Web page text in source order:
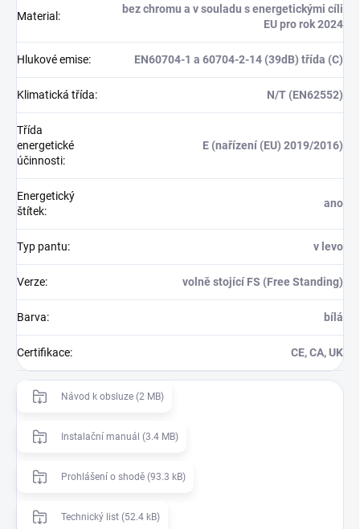
Material :
bez chromu a v souladu s energetickými cíli
EU pro rok 2024
Hlukové emise: EN60704-1 a 60704-2-14 (39dB) třída (C)
Klimatická třída: N/T (EN62552)
Třída
energetické
účinnosti:
E (nařízení (EU) 2019/2016)
Energetický
štítek:
ano
Typ pantu: v levo
Verze: volně stojící FS (Free Standing)
Barva: bílá
Certifikace: CE, CA, UK
Návod k obsluze (2 MB)
Instalační manuál (3.4 MB)
Prohlášení o shodě (93.3 kB)
Technický list (52.4 kB)